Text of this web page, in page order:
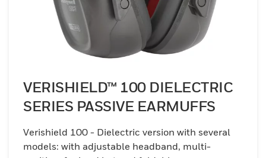
VERISHIELD™ 100 DIELECTRIC
SERIES PASSIVE EARMUFFS
Verishield 100 - Dielectric version with several
models: with adjustable headband, multi-